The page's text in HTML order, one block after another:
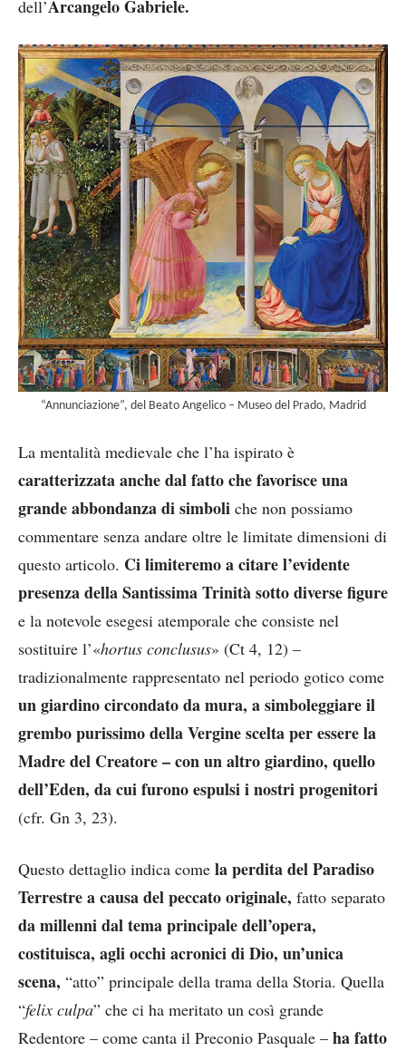
dell’Arcangelo Gabriele.
“Annunciazione”, del Beato Angelico – Museo del Prado, Madrid
La mentalità medievale che l’ha ispirato è
caratterizzata anche dal fatto che favorisce una
grande abbondanza di simboli che non possiamo
commentare senza andare oltre le limitate dimensioni di
questo articolo. Ci limiteremo a citare l’evidente
presenza della Santissima Trinità sotto diverse figure
e la notevole esegesi atemporale che consiste nel
sostituire l’«hortus conclusus» (Ct 4, 12) –
tradizionalmente rappresentato nel periodo gotico come
un giardino circondato da mura, a simboleggiare il
grembo purissimo della Vergine scelta per essere la
Madre del Creatore – con un altro giardino, quello
dell’Eden, da cui furono espulsi i nostri progenitori
(cfr. Gn 3, 23).
Questo dettaglio indica come la perdita del Paradiso
Terrestre a causa del peccato originale, fatto separato
da millenni dal tema principale dell’opera,
costituisca, agli occhi acronici di Dio, un’unica
scena, “atto” principale della trama della Storia. Quella
“felix culpa” che ci ha meritato un così grande
Redentore – come canta il Preconio Pasquale – ha fatto